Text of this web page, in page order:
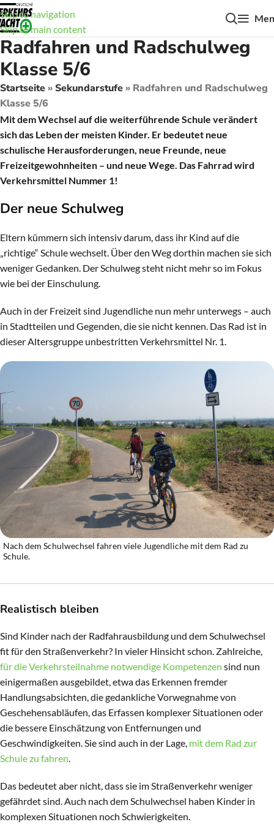
Skip to navigation
Skip to main content
Radfahren und Radschulweg
Klasse 5/6
Startseite»Sekundarstufe» Radfahren und Radschulweg
Klasse 5/6
Mit dem Wechsel auf die weiterführende Schule verändert
sich das Leben der meisten Kinder. Er bedeutet neue
schulische Herausforderungen, neue Freunde, neue
Freizeitgewohnheiten – und neue Wege. Das Fahrrad wird
Verkehrsmittel Nummer 1!
Der neue Schulweg
Eltern kümmern sich intensiv darum, dass ihr Kind auf die
„richtige“ Schule wechselt. Über den Weg dorthin machen sie sich
weniger Gedanken. Der Schulweg steht nicht mehr so im Fokus
wie bei der Einschulung.
Auch in der Freizeit sind Jugendliche nun mehr unterwegs – auch
in Stadtteilen und Gegenden, die sie nicht kennen. Das Rad ist in
dieser Altersgruppe unbestritten Verkehrsmittel Nr. 1.
Nach dem Schulwechsel fahren viele Jugendliche mit dem Rad zu
Schule.
Realistisch bleiben
Sind Kinder nach der Radfahrausbildung und dem Schulwechsel
fit für den Straßenverkehr? In vieler Hinsicht schon. Zahlreiche,
für die Verkehrsteilnahme notwendige Kompetenzen sind nun
einigermaßen ausgebildet, etwa das Erkennen fremder
Handlungsabsichten, die gedankliche Vorwegnahme von
Geschehensabläufen, das Erfassen komplexer Situationen oder
die bessere Einschätzung von Entfernungen und
Geschwindigkeiten. Sie sind auch in der Lage, mit dem Rad zur
Schule zu fahren
Das bedeutet aber nicht, dass sie im Straßenverkehr weniger
gefährdet sind. Auch nach dem Schulwechsel haben Kinder in
komplexen Situationen noch Schwierigkeiten.